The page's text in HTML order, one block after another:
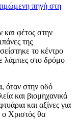
πηγή στη
φέτος στην
της
το κέντρο
λάμπες στο δρόμο
όταν στην οδό
και βιομηχανικά
και αξίνες για
ο Χριστός θα